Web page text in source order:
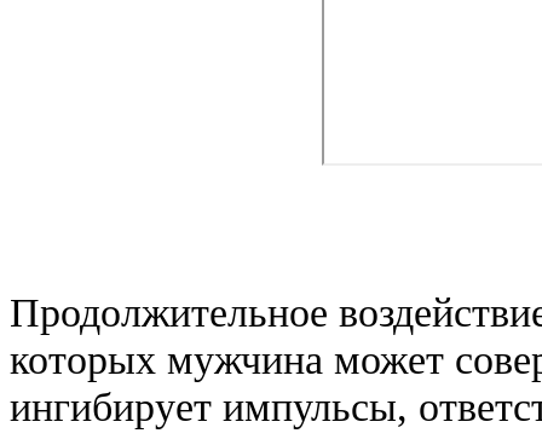
Продолжительное
которых мужчина может
ингибирует импульсы,